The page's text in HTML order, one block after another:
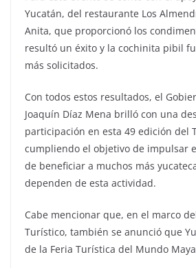
Yucatán, del restaurante Los
Anita, que proporcionó los
resultó un éxito y la cochinita pibil
más solicitados.
Con todos estos resultados, el
Joaquín Díaz Mena brilló con una
participación en esta 49 edición del
cumpliendo el objetivo de impulsar
de beneficiar a muchos más
dependen de esta actividad.
Cabe mencionar que, en el marco
Turístico, también se anunció que
de la Feria Turística del Mundo